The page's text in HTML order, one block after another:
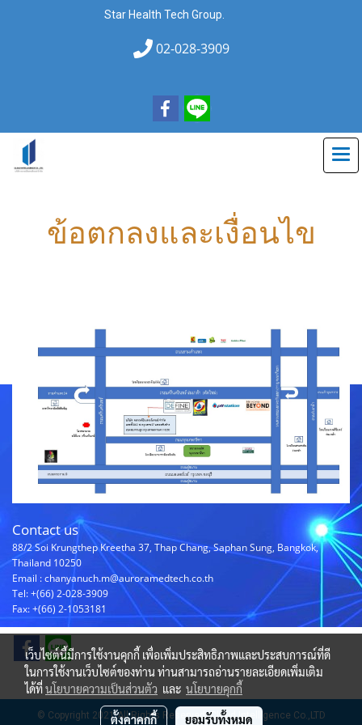
Star Health Tech Group.
02-028-3909
ข้อตกลงและเงื่อนไข
Contact us
88/2 Soi Krungthep Kreetha 37, Thap Chang, Saphan Sung, Bangkok,
Thailand 10250
Email : chanyanuch.m@auroramedtech.co.th
Tel: +(66) 2-028-3909
Fax: +(66) 2-1053181
© Copyright 2021 All Rights Reserved. Cloud Intelligence Co.,LTD
เว็บไซต์นี้มีการใช้งานคุกกี้ เพื่อเพิ่มประสิทธิภาพและประสบการณ์ที่ดี
ในการใช้งานเว็บไซต์ของท่าน ท่านสามารถอ่านรายละเอียดเพิ่มเติม
ได้ที่นโยบายความเป็นส่วนตัว และ นโยบายคุกกี้
ตั้งค่าคุกกี้ ยอมรับทั้งหมด